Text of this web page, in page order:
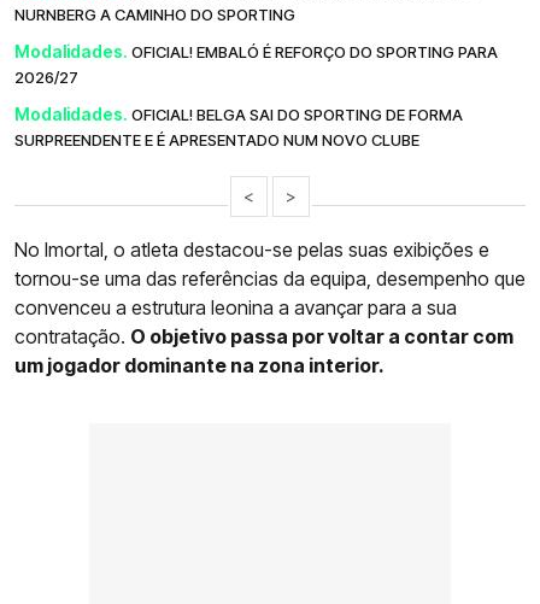
NURNBERG A CAMINHO DO SPORTING
Modalidades. OFICIAL! EMBALÓ É REFORÇO DO SPORTING PARA
2026/27
Modalidades. OFICIAL! BELGA SAI DO SPORTING DE FORMA
SURPREENDENTE E É APRESENTADO NUM NOVO CLUBE
< >
No Imortal, o atleta destacou-se pelas suas exibições e
tornou-se uma das referências da equipa, desempenho que
convenceu a estrutura leonina a avançar para a sua
contratação. O objetivo passa por voltar a contar com
um jogador dominante na zona interior.